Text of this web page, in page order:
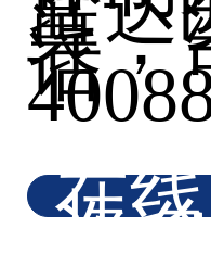
装，
话
在线
咨询